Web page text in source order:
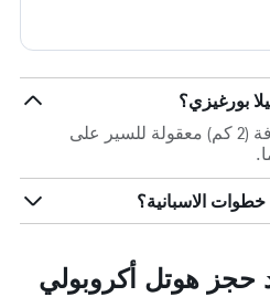
بورغيزي؟
هوتل أكروبولي على بعد مسافة (2 كم) معقولة للسير على
الاسبانية؟
حجز هوتل أكروبولي